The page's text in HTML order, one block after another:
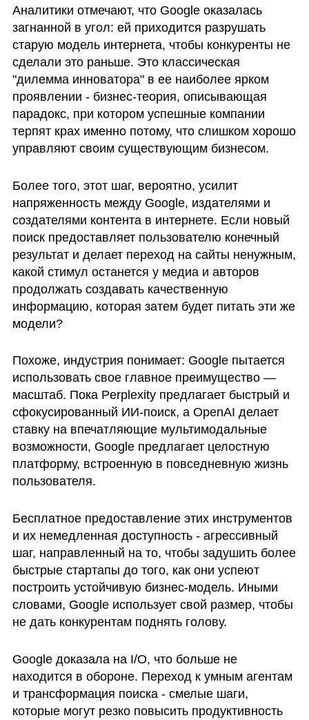
Аналитики отмечают, что Google оказалась
загнанной в угол: ей приходится разрушать
старую модель интернета, чтобы конкуренты не
сделали это раньше. Это классическая
"дилемма инноватора" в ее наиболее ярком
проявлении - бизнес-теория, описывающая
парадокс, при котором успешные компании
терпят крах именно потому, что слишком хорошо
управляют своим существующим бизнесом.
Более того, этот шаг, вероятно, усилит
напряженность между Google, издателями и
создателями контента в интернете. Если новый
поиск предоставляет пользователю конечный
результат и делает переход на сайты ненужным,
какой стимул останется у медиа и авторов
продолжать создавать качественную
информацию, которая затем будет питать эти же
модели?
Похоже, индустрия понимает: Google пытается
использовать свое главное преимущество —
масштаб. Пока Perplexity предлагает быстрый и
сфокусированный ИИ-поиск, а OpenAI делает
ставку на впечатляющие мультимодальные
возможности, Google предлагает целостную
платформу, встроенную в повседневную жизнь
пользователя.
Бесплатное предоставление этих инструментов
и их немедленная доступность - агрессивный
шаг, направленный на то, чтобы задушить более
быстрые стартапы до того, как они успеют
построить устойчивую бизнес-модель. Иными
словами, Google использует свой размер, чтобы
не дать конкурентам поднять голову.
Google доказала на I/O, что больше не
находится в обороне. Переход к умным агентам
и трансформация поиска - смелые шаги,
которые могут резко повысить продуктивность